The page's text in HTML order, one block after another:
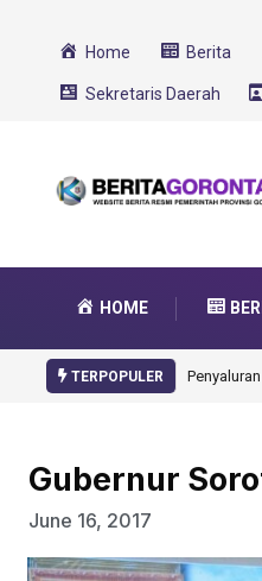
Home Berita
Sekretaris Daerah
HOME
TERPOPULER
Gubernur
June 16, 2017